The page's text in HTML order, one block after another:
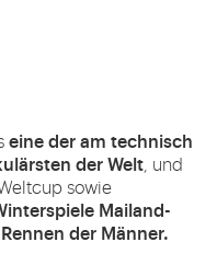
eine der am technisch
der Welt , und
sowie
Mailand-
der Männer.